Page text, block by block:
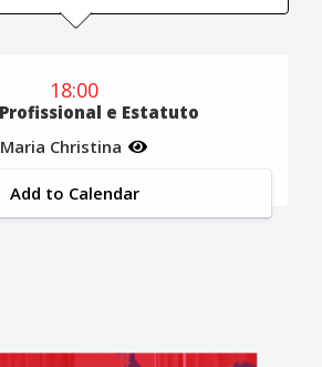
18:00
e Estatuto
Maria Christina
Add to Calendar